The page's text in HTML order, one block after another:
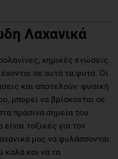
Λαχανικά
χημικές ενώσεις
σε αυτά τα φυτά. Οι
και αποτελούν φυσική
μπορεί να βρίσκονται σε
πράσινα σημεία του
τοξικές για τον
μας να φυλάσσονται
καλά και να τα